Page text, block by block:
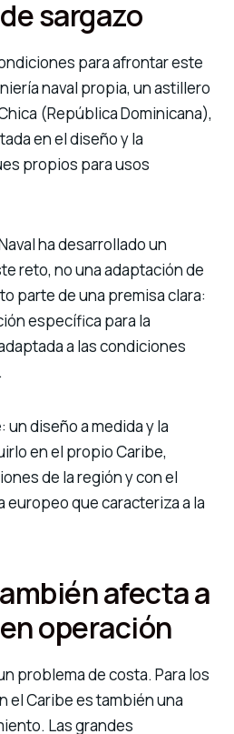
sargazo
para afrontar este
naval propia, un astillero
(República Dominicana),
en el diseño y la
propios para usos
ha desarrollado un
reto, no una adaptación de
parte de una premisa clara:
específica para la
a las condiciones
diseño a medida y la
en el propio Caribe,
de la región y con el
europeo que caracteriza a la
afecta a
operación
problema de costa. Para los
el Caribe es también una
Las grandes